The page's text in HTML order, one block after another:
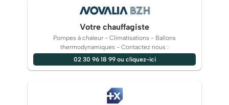
Votre chauffagiste
Pompes à chaleur - Climatisations - Ballons
thermodynamiques - Contactez nous :
02 30 96 18 99 ou cliquez-ici